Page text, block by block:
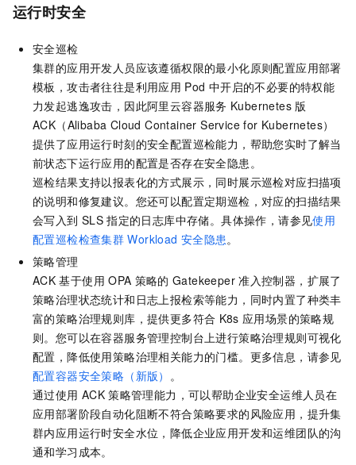
运行时安全
安全巡检
集群的应用开发人员应该遵循权限的最小化原则配置应用部署
模板，攻击者往往是利用应用 Pod 中开启的不必要的特权能
力发起逃逸攻击，因此阿里云容器服务 Kubernetes 版
ACK（Alibaba Cloud Container Service for Kubernetes）
提供了应用运行时刻的安全配置巡检能力，帮助您实时了解当
前状态下运行应用的配置是否存在安全隐患。
巡检结果支持以报表化的方式展示，同时展示巡检对应扫描项
的说明和修复建议。您还可以配置定期巡检，对应的扫描结果
会写入到 SLS 指定的日志库中存储。具体操作，请参见使用
配置巡检检查集群 Workload 安全隐患。
策略管理
ACK 基于使用 OPA 策略的 Gatekeeper 准入控制器，扩展了
策略治理状态统计和日志上报检索等能力，同时内置了种类丰
富的策略治理规则库，提供更多符合 K8s 应用场景的策略规
则。您可以在容器服务管理控制台上进行策略治理规则可视化
配置，降低使用策略治理相关能力的门槛。更多信息，请参见
配置容器安全策略（新版） 。
通过使用 ACK 策略管理能力，可以帮助企业安全运维人员在
应用部署阶段自动化阻断不符合策略要求的风险应用，提升集
群内应用运行时安全水位，降低企业应用开发和运维团队的沟
通和学习成本。